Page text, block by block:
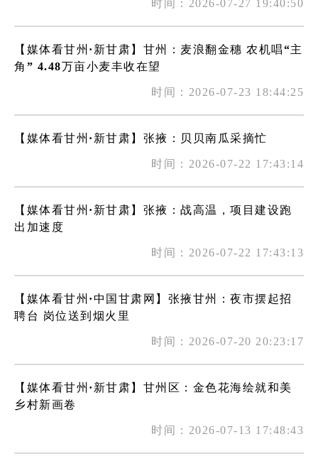
时间：2026-07-27 19:40:50
【媒体看甘州·新甘肃】甘州：麦浪翻金穗 农机唱“主
角” 4.48万亩小麦丰收在望
时间：2026-07-23 18:44:25
【媒体看甘州·新甘肃】张掖：贝贝南瓜采摘忙
时间：2026-07-22 17:43:14
【媒体看甘州·新甘肃】张掖：战高温，项目建设跑
出加速度
时间：2026-07-22 17:43:13
【媒体看甘州·中国甘肃网】张掖甘州：夜市摆起招
聘台 岗位送到烟火里
时间：2026-07-20 20:23:17
【媒体看甘州·新甘肃】甘州区：金色花海绘就和美
乡村新画卷
时间：2026-07-13 17:48:43